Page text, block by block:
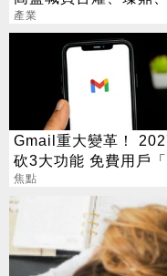
產業
Gmail重大變革！
砍3大功能 免費用戶
好康」不能用了
焦點